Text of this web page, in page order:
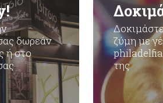
δωρεάν
ή στο
ζύμη με
της